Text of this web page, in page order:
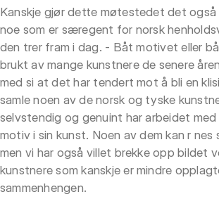
Kanskje gjør dette møtestedet det også
noe som er særegent for norsk
den trer fram i dag. - Båt motivet eller
brukt av mange kunstnere de senere
med si at det har tendert mot å bli en
samle noen av de norsk og tyske
selvstendig og genuint har arbeidet
motiv i sin kunst. Noen av dem kan r nes
men vi har også villet brekke opp bildet
kunstnere som kanskje er mindre
sammenhengen.